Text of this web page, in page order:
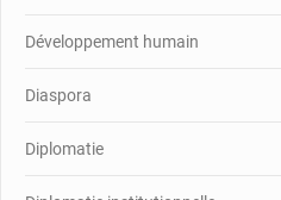
Développement humain
Diaspora
Diplomatie